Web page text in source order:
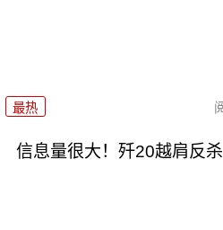
最热
信息量很大！歼20越肩反